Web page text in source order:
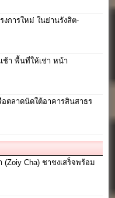
การใหม่ ในย่านรังสิต-
ช้า พื้นที่ให้เช่า หน้า
ตลาดนัดใต้อาคารสินสาธร
Cha) ชาชงเสร็จพร้อม